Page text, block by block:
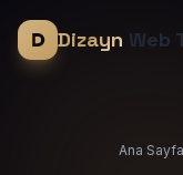
Dizayn Web
Ana Sayfa